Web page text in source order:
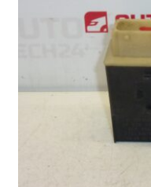
Mon compte
Plainte